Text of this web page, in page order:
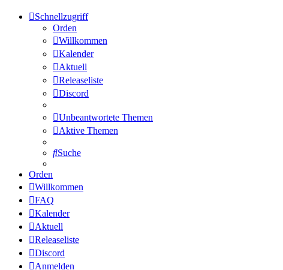
Schnellzugriff
Orden
Willkommen
Kalender
Aktuell
Releaseliste
Discord
Unbeantwortete Themen
Aktive Themen
Suche
Orden
Willkommen
FAQ
Kalender
Aktuell
Releaseliste
Discord
Anmelden